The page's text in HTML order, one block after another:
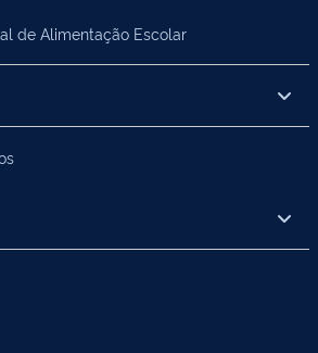
de Alimentação Escolar